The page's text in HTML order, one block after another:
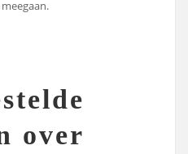
over